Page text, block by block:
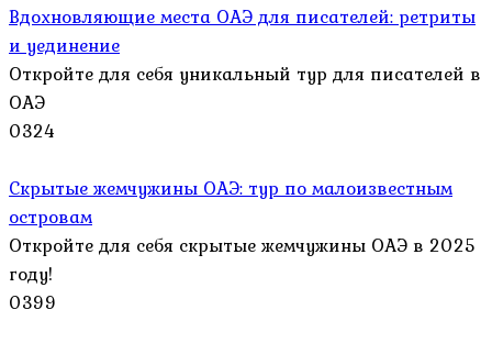
Вдохновляющие места ОАЭ для писателей: ретриты
и уединение
Откройте для себя уникальный тур для писателей в
ОАЭ
0324
Скрытые жемчужины ОАЭ: тур по малоизвестным
островам
Откройте для себя скрытые жемчужины ОАЭ в 2025
году!
0399